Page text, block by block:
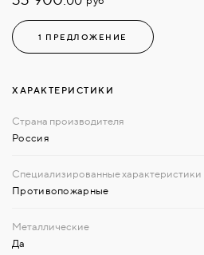
1 ПРЕДЛОЖЕНИЕ
ХАРАКТЕРИСТИКИ
Россия
Противопожарные
Да